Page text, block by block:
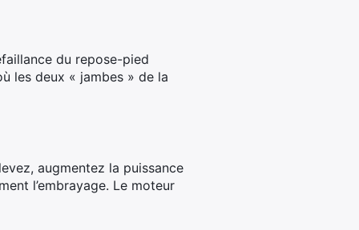
du repose-pied
les deux « jambes » de la
augmentez la puissance
l’embrayage. Le moteur